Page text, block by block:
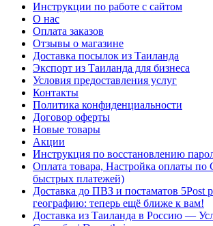
Инструкции по работе с сайтом
О нас
Оплата заказов
Отзывы о магазине
Доставка посылок из Таиланда
Экспорт из Таиланда для бизнеса
Условия предоставления услуг
Контакты
Политика конфиденциальности
Договор оферты
Новые товары
Акции
Инструкция по восстановлению
Оплата товара, Настройка оплаты по
быстрых платежей)
Доставка до ПВЗ и постаматов 5Post
географию: теперь ещё ближе к вам!
Доставка из Таиланда в Россию —